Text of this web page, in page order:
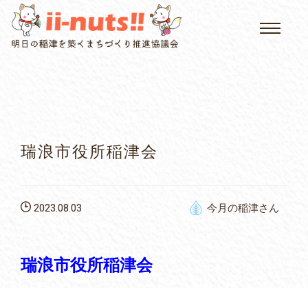
HOME
いなつについて
瑞浪市役所稲津会
今月の稲津さん
2023.08.03
瑞浪市役所稲津会